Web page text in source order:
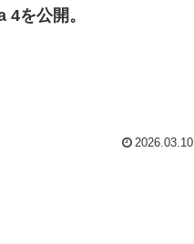
4を公開。
2026.03.10